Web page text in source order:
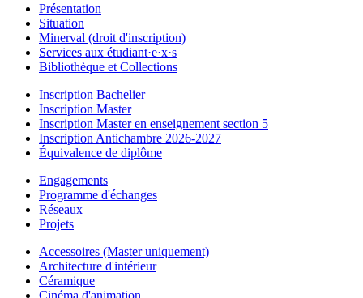
Présentation
Situation
Minerval (droit d'inscription)
Services aux étudiant·e·x·s
Bibliothèque et Collections
Inscription Bachelier
Inscription Master
Inscription Master en enseignement section 5
Inscription Antichambre 2026-2027
Équivalence de diplôme
Engagements
Programme d'échanges
Réseaux
Projets
Accessoires (Master uniquement)
Architecture d'intérieur
Céramique
Cinéma d'animation